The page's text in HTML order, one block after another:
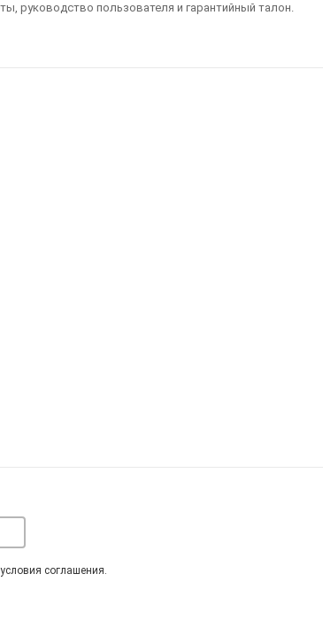
руководство пользователя и гарантийный талон.
соглашения.